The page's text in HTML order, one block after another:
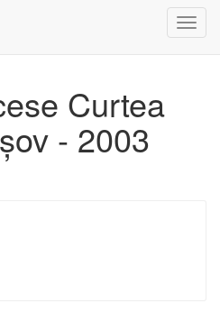
Curtea
- 2003